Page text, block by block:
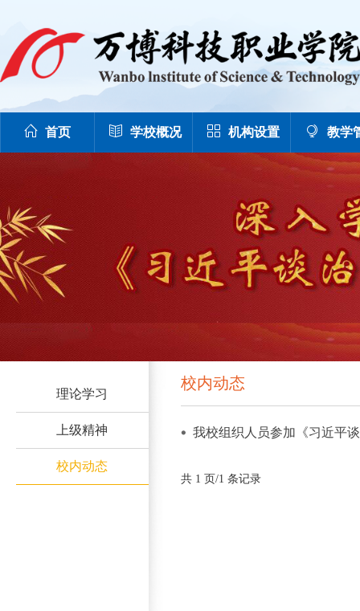
首页 学校概况 机构设置 教学
理论学习
上级精神
校内动态
校内动态
我校组织人员参加《习近平
共 1 页/1 条记录